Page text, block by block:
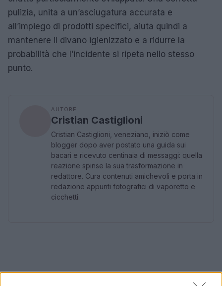
pulizia, unita a un’asciugatura accurata e
all’impiego di prodotti specifici, aiuta quindi a
mantenere il divano igienizzato e a ridurre la
probabilità che l’incidente si ripeta nello stesso
punto.
AUTORE
Cristian Castiglioni
Cristian Castiglioni, veneziano, iniziò come
blogger dopo aver postato una guida sui
bacari e ricevuto centinaia di messaggi: quella
reazione spinse la sua trasformazione in
redattore. Cura contenuti amichevoli e porta in
redazione appunti fotografici di vaporetto e
cicchetti.